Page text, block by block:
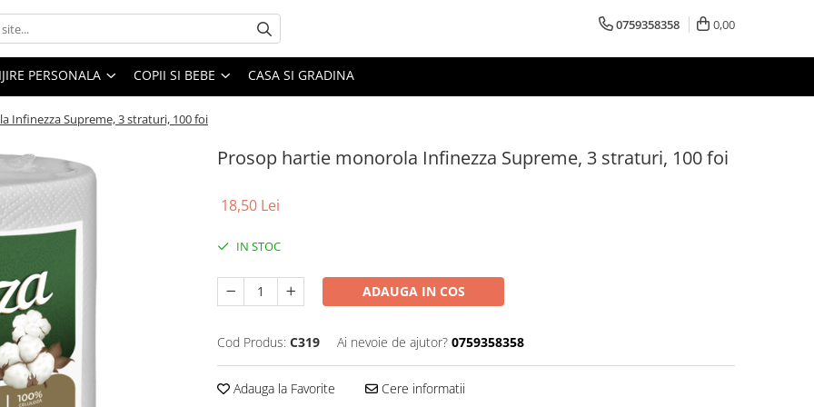
0759358358 0,00
PERSONALA COPII SI BEBE CASA SI GRADINA
Infinezza Supreme, 3 straturi, 100 foi
Prosop hartie monorola Infinezza Supreme, 3 straturi, 100 foi
18,50 Lei
IN STOC
ADAUGA IN COS
Cod Produs: C319 Ai nevoie de ajutor? 0759358358
Adauga la Favorite Cere informatii